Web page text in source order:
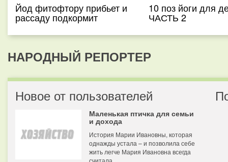
Йод фитофтору прибьет и
рассаду подкормит
10 поз йоги для
ЧАСТЬ 2
НАРОДНЫЙ РЕПОРТЕР
Новое от пользователей
Маленькая птичка для семьи
и дохода
История Марии Ивановны, которая
однажды устала – и позволила себе
жить легче Мария Ивановна всегда
считала...